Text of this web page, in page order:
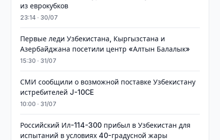
из еврокубков
23:14 · 30/07
Первые леди Узбекистана, Кыргызстана и
Азербайджана посетили центр «Алтын Балалык»
15:30 · 31/07
СМИ сообщили о возможной поставке Узбекистану
истребителей J-10CE
10:00 · 31/07
Российский Ил-114-300 прибыл в Узбекистан для
испытаний в условиях 40-градусной жары